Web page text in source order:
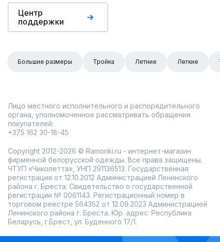
Центр
поддержки
Большие размеры Тройка Летние Легкие
Лицо местного исполнительного и распорядительного
органа, уполномоченное рассматривать обращения
покупателей:
+375 162 30-18-45
Copyright 2012-2026 © Ramonki.ru - интернет-магазин
фирменной белорусской одежды. Все права защищены.
ЧТУП «Чиколетта», УНП 291136513. Государственная
регистрация от 12.10.2012 Администрацией Ленинского
района г. Бреста. Свидетельство о государственной
регистрации № 0061143. Регистрационный номер в
торговом реестре 564352 от 12.09.2023 Администрацией
Ленинского района г. Бреста. Юр. адрес: Республика
Беларусь, г.Брест, ул. Буденного 17/1.